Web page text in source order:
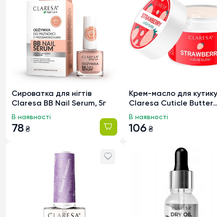
Сироватка для нігтів
Claresa BB Nail Serum, 5г
78 ₴
В наявності
Крем-масло для
Claresa Cuticle Butter
Strawberry з запахом
полуниці, 13г
106 ₴
В наявності